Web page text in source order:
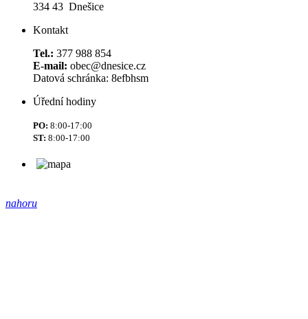
334 43 Dnešice
Kontakt
Tel.: 377 988 854
E-mail: obec@dnesice.cz
Datová schránka: 8efbhsm
Úřední hodiny
PO: 8:00-17:00
ST: 8:00-17:00
nahoru